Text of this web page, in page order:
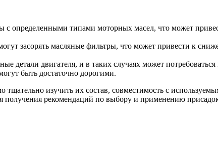
с определенными типами моторных масел, что может
засорять масляные фильтры, что может привести к
детали двигателя, и в таких случаях может
быть достаточно дорогими.
изучить их состав, совместимость с
получения рекомендаций по выбору и применению